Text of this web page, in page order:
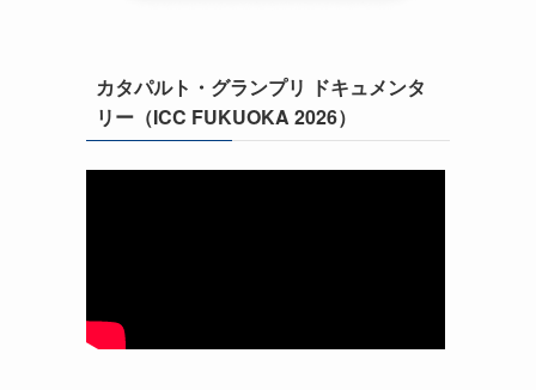
カタパルト・グランプリ ドキュメンタ
リー（ICC FUKUOKA 2026）